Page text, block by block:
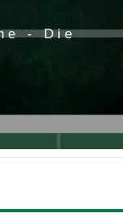
- Die